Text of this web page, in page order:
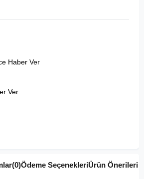
Haber Ver
Ver
(0)Ödeme SeçenekleriÜrün Önerileri